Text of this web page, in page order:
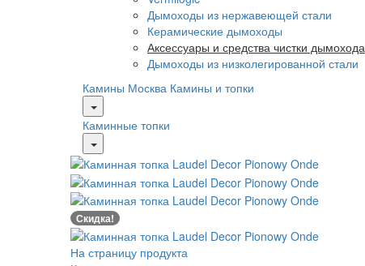
Дымоходы из нержавеющей стали
Керамические дымоходы
Аксессуары и средства чистки дымохода
Дымоходы из низколегированной стали
Камины Москва Камины и топки
Каминные топки
Скидка!
На страницу продукта